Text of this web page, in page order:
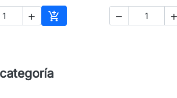
 
Añadir al carrito
 